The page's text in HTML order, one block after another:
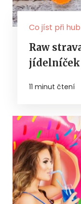
Co jíst při
Raw
11 minut čtení